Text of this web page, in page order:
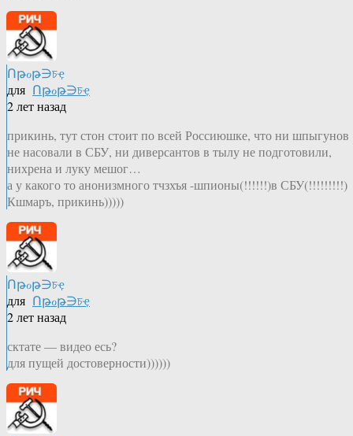
Ոթℴթ∋চҿ
для Ոթℴթ∋চҿ
2 лет назад
прикинь, тут стон стоит по всей Россиюшке, что ни шпыгунов
не насовали в СБУ, ни диверсантов в тылу не подготовили,
нихрена и луку мешог…
а у какого то анонизмного тчзхъя -шпионы(!!!!!!)в СБУ(!!!!!!!!!)
Кшмаръ, прикинь)))))
Ոթℴթ∋চҿ
для Ոթℴթ∋চҿ
2 лет назад
сктате — видео есь?
для пущей достоверности))))))